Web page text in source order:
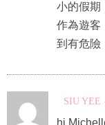
小的假期
作為遊客
到有危險
SIU YEE
hi